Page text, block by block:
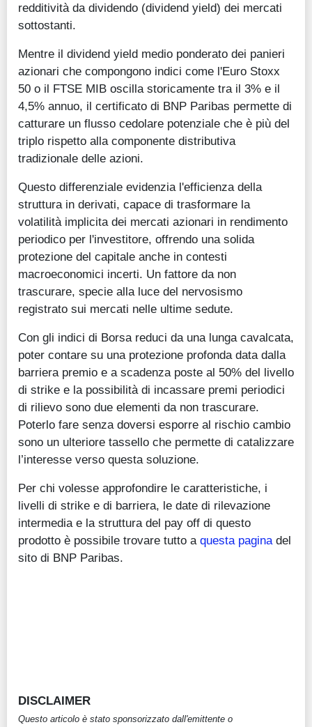
redditività da dividendo (dividend yield) dei mercati
sottostanti.
Mentre il dividend yield medio ponderato dei panieri
azionari che compongono indici come l'Euro Stoxx
50 o il FTSE MIB oscilla storicamente tra il 3% e il
4,5% annuo, il certificato di BNP Paribas permette di
catturare un flusso cedolare potenziale che è più del
triplo rispetto alla componente distributiva
tradizionale delle azioni.
Questo differenziale evidenzia l'efficienza della
struttura in derivati, capace di trasformare la
volatilità implicita dei mercati azionari in rendimento
periodico per l'investitore, offrendo una solida
protezione del capitale anche in contesti
macroeconomici incerti. Un fattore da non
trascurare, specie alla luce del nervosismo
registrato sui mercati nelle ultime sedute.
Con gli indici di Borsa reduci da una lunga cavalcata,
poter contare su una protezione profonda data dalla
barriera premio e a scadenza poste al 50% del livello
di strike e la possibilità di incassare premi periodici
di rilievo sono due elementi da non trascurare.
Poterlo fare senza doversi esporre al rischio cambio
sono un ulteriore tassello che permette di catalizzare
l’interesse verso questa soluzione.
Per chi volesse approfondire le caratteristiche, i
livelli di strike e di barriera, le date di rilevazione
intermedia e la struttura del pay off di questo
prodotto è possibile trovare tutto a questa paginadel
sito di BNP Paribas.
DISCLAIMER
Questo articolo è stato sponsorizzato dall'emittente o